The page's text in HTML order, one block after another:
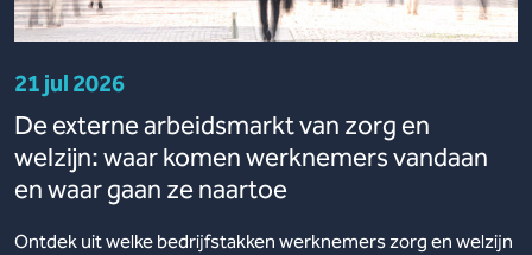
21 jul 2026
De externe arbeidsmarkt van zorg en
welzijn: waar komen werknemers vandaan
en waar gaan ze naartoe
Ontdek uit welke bedrijfstakken werknemers zorg en welzijn